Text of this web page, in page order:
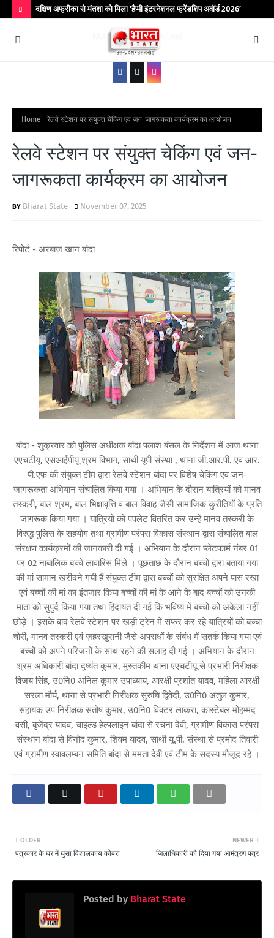
O
S
दक्षिण अफ्रीका से मंतशा को मिला ‘हैप्पी इंटरनेशनल फ्रेंडशिप अवॉर्ड 2026’
Home रेलवे स्टेशन पर संयुक्त चेकिंग एवं जन-जागरूकता कार्यक्रम का आयोजन
रेलवे स्टेशन पर संयुक्त चेकिंग एवं जन-
जागरूकता कार्यक्रम का आयोजन
Bharat State November 07, 2025
रिपोर्ट - अरबाज खान बांदा
बांदा - शुक्रवार को पुलिस अधीक्षक बांदा पलाश बंसल के निर्देशन में आज थाना
एएचटीयू, एसआईपीयू श्रम विभाग, साथी यूपी संस्था , थाना जी.आर.पी. एवं आर.
पी.एफ की संयुक्त टीम द्वारा रेलवे स्टेशन बांदा पर विशेष चेकिंग एवं जन-
जागरूकता अभियान संचालित किया गया । अभियान के दौरान यात्रियों को मानव
तस्करी, बाल श्रम, बाल भिक्षावृत्ति व बाल विवाह जैसी सामाजिक कुरीतियों के प्रति
जागरूक किया गया । यात्रियों को पंपलेट वितरित कर उन्हें मानव तस्करी के
विरुद्ध पुलिस के सहयोग तथा ग्रामीण परंपरा विकास संस्थान द्वारा संचालित बाल
संरक्षण कार्यक्रमों की जानकारी दी गई । अभियान के दौरान प्लेटफार्म नंबर 01
पर 02 नाबालिक बच्चे लावारिस मिले । पूछताछ के दौरान बच्चों द्वारा बताया गया
की मां सामान खरीदने गयी हैं संयुक्त टीम द्वारा बच्चों को सुरक्षित अपने पास रखा
एवं बच्चों की मां का इंतजार किया बच्चों की मां के आने के बाद बच्चों को उनकी
माता को सुपुर्द किया गया तथा हिदायत दी गई कि भविष्य में बच्चों को अकेला नहीं
छोड़े । इसके बाद रेलवे स्टेशन पर खड़ी ट्रेन में सफर कर रहे यात्रियों को बच्चा
चोरी, मानव तस्करी एवं ज़हरखुरानी जैसे अपराधों के संबंध में सतर्क किया गया एवं
बच्चों को अपने परिजनों के साथ रहने की सलाह दी गई । अभियान के दौरान
श्रम अधिकारी बांदा दुष्यंत कुमार, मुस्तकीम थाना एएचटीयू से प्रभारी निरीक्षक
विजय सिंह, उ0नि0 अनिल कुमार उपाध्याय, आरक्षी प्रशांत यादव, महिला आरक्षी
सरला मौर्य, थाना से प्रभारी निरीक्षक सुरुचि द्विवेदी, उ0नि0 अतुल कुमार,
सहायक उप निरीक्षक संतोष कुमार, उ0नि0 विक्टर लाकरा, कांस्टेबल मोहम्मद
वसी, बृजेंद्र यादव, चाइल्ड हेल्पलाइन बांदा से रचना देवी, ग्रामीण विकास परंपरा
संस्थान बांदा से विनोद कुमार, शिवम यादव, साथी यू.पी. संस्था से प्रमोद तिवारी
एवं ग्रामीण स्वावलम्बन समिति बांदा से ममता देवी एवं टीम के सदस्य मौजूद रहे ।
NEWER
जिलाधिकारी को दिया गया आमंत्रण पत्र
OLDER
पत्रकार के घर में घुसा विशालकाय कोबरा
Posted by Bharat State